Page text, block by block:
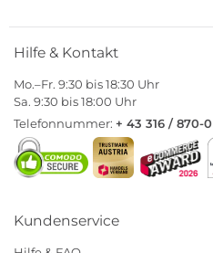
Hilfe & Kontakt
Mo.–Fr. 9:30 bis 18:30 Uhr
Sa. 9:30 bis 18:00 Uhr
Telefonnummer: + 43 316 / 870-0
Kundenservice